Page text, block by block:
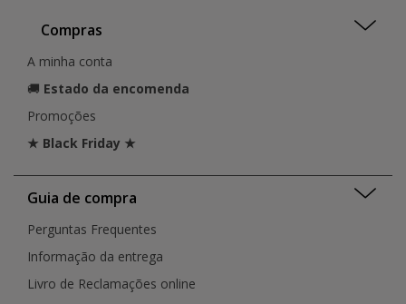
Compras
A minha conta
🚚 Estado da encomenda
Promoções
★ Black Friday ★
Guia de compra
Perguntas Frequentes
Informação da entrega
Livro de Reclamações online